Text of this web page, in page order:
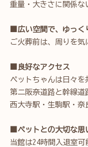
重量・大きさに関係な
■広い空間で、ゆっく
ご火葬前は、周りを気
■良好なアクセス
ペットちゃんは日々を
第二阪奈道路と幹線道
西大寺駅・生駒駅・奈
■ペットとの大切な思
当館は24時間入退室可